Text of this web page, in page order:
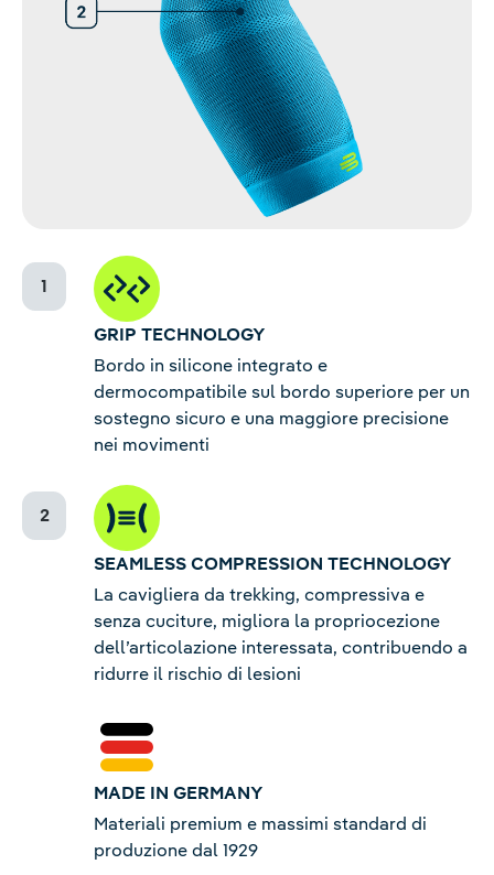
GRIP TECHNOLOGY
Bordo in silicone integrato e
dermocompatibile sul bordo superiore per un
sostegno sicuro e una maggiore precisione
nei movimenti
SEAMLESS COMPRESSION TECHNOLOGY
La cavigliera da trekking, compressiva e
senza cuciture, migliora la propriocezione
dell’articolazione interessata, contribuendo a
ridurre il rischio di lesioni
MADE IN GERMANY
Materiali premium e massimi standard di
produzione dal 1929